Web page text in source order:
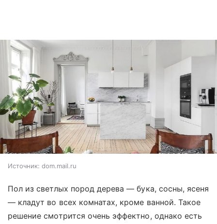
Источник: dom.mail.ru
Пол из светлых пород дерева — бука, сосны, ясеня
— кладут во всех комнатах, кроме ванной. Такое
решение смотрится очень эффектно, однако есть